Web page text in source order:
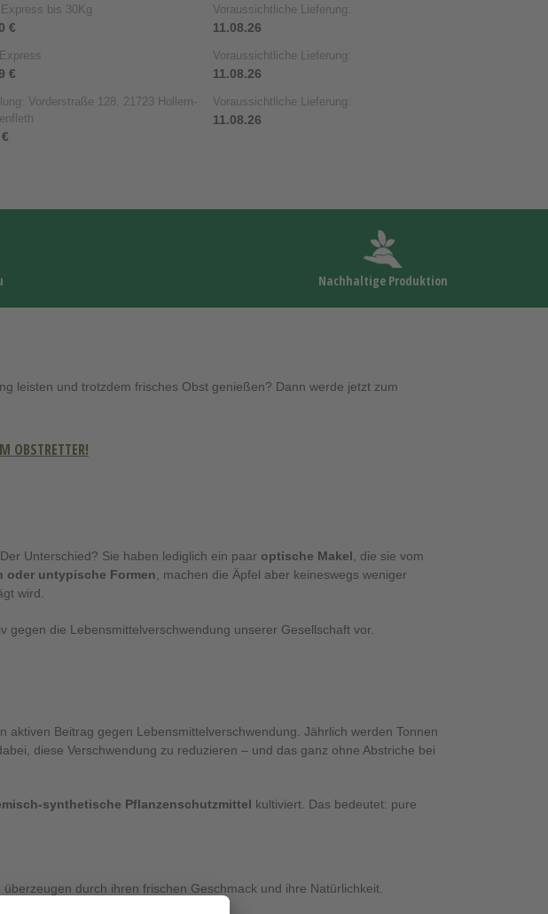
bis 30Kg
€
Voraussichtliche Lieferung:
11.08.26
€
Voraussichtliche Lieferung:
11.08.26
Vorderstraße 128, 21723 Hollern-
Voraussichtliche Lieferung:
11.08.26
Nachhaltige Produktion
leisten und trotzdem frisches Obst genießen? Dann werde jetzt zum
OBSTRETTER!
Unterschied? Sie haben lediglich ein paar optische Makel, die sie vom
oder untypische Formen, machen die Äpfel aber keineswegs weniger
wird.
die Lebensmittelverschwendung unserer Gesellschaft vor.
Beitrag gegen Lebensmittelverschwendung. Jährlich werden Tonnen
diese Verschwendung zu reduzieren – und das ganz ohne Abstriche bei
synthetische Pflanzenschutzmittel kultiviert. Das bedeutet: pure
überzeugen durch ihren frischen Geschmack und ihre Natürlichkeit.